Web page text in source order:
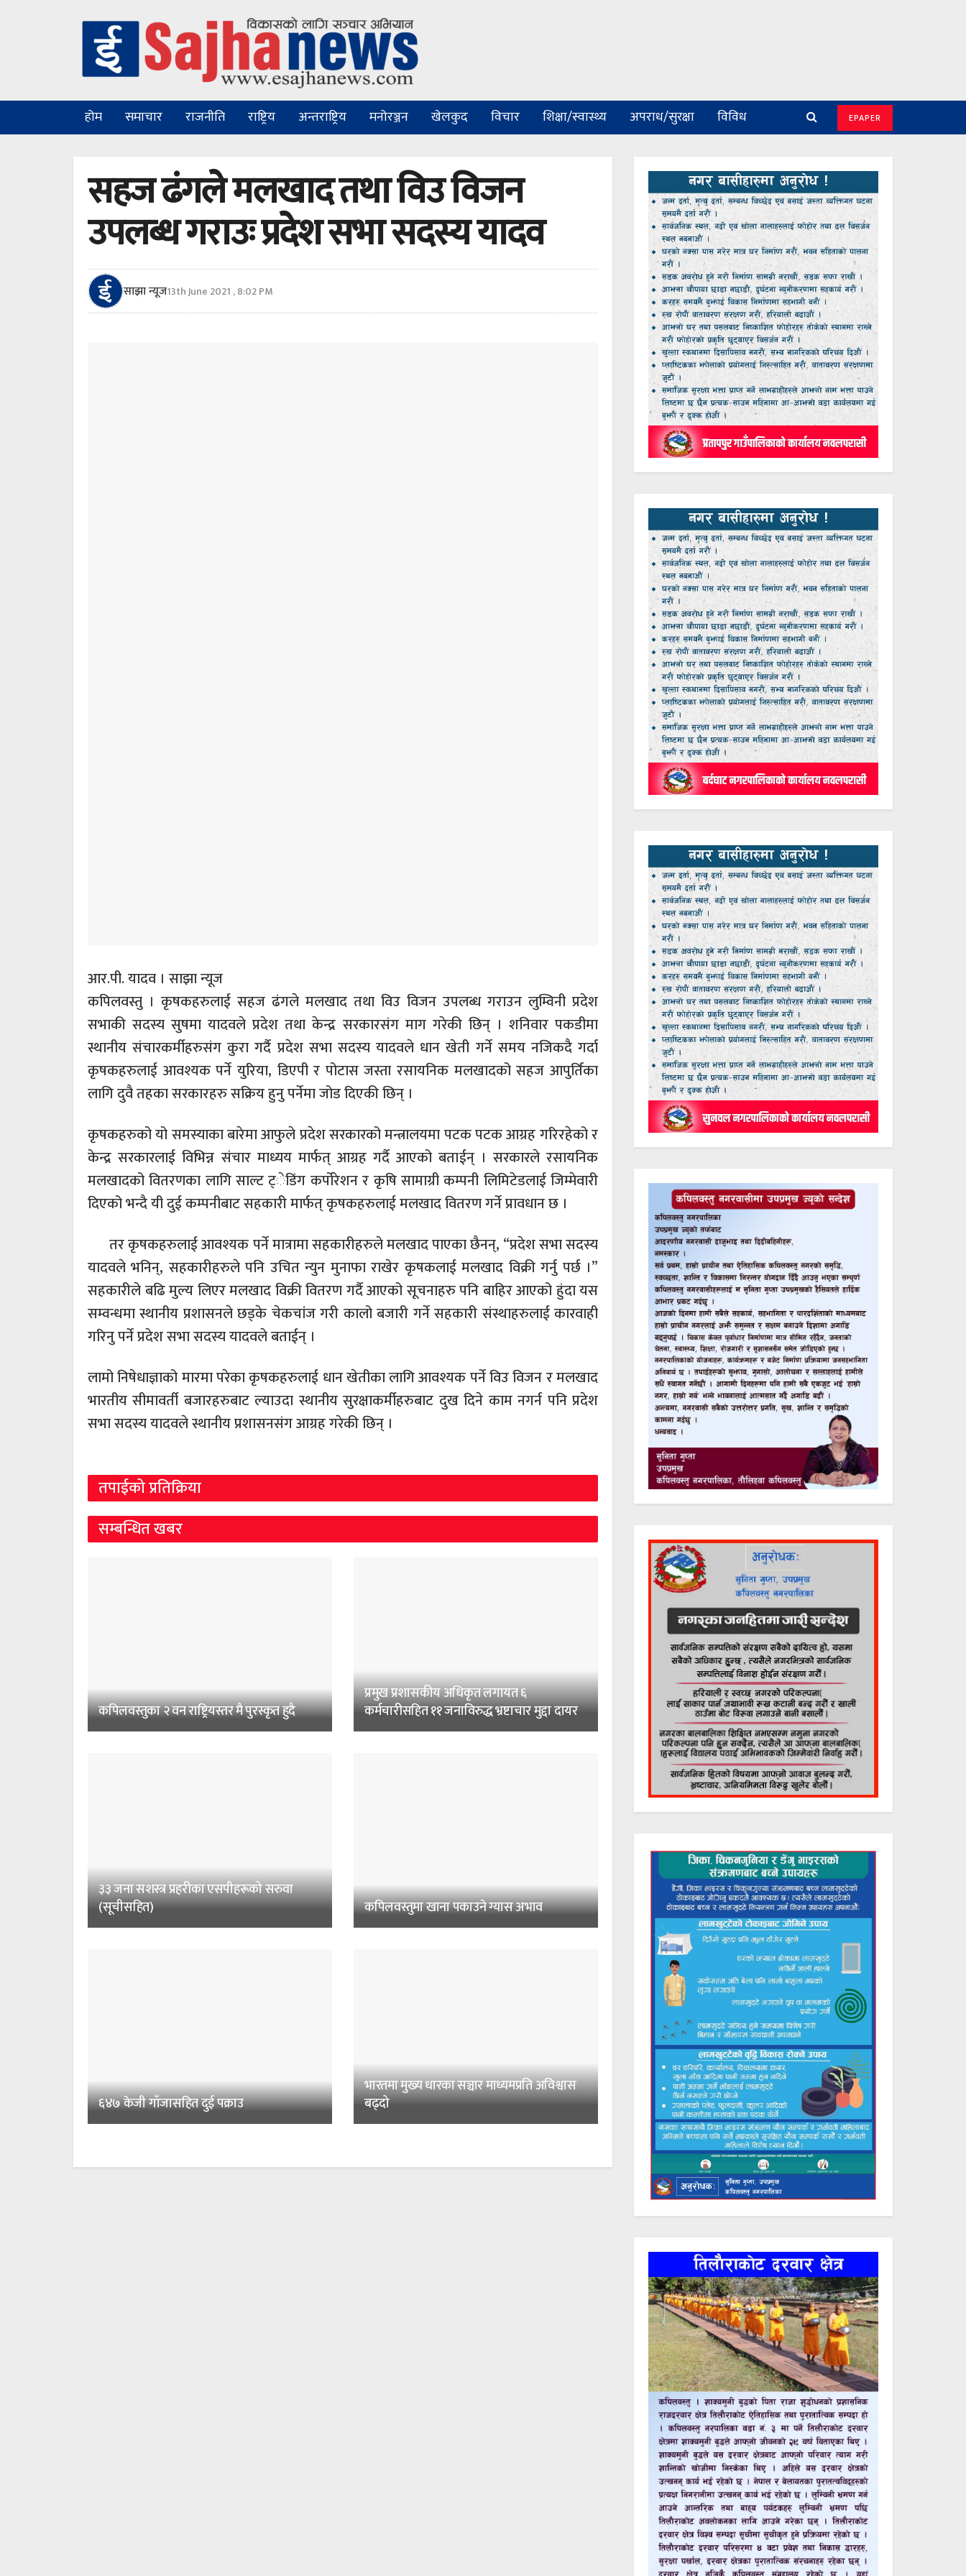
होम समाचार राजनीति राष्ट्रिय अन्तराष्ट्रिय मनोरञ्जन खेलकुद विचार शिक्षा/स्वास्थ्य अपराध/सुरक्षा विविध EPAPER
सहज ढंगले मलखाद तथा विउ विजन
उपलब्ध गराउः प्रदेश सभा सदस्य यादव
साझा न्यूज13th June 2021 , 8:02 PM
आर.पी. यादव । साझा न्यूज
कपिलवस्तु । कृषकहरुलाई सहज ढंगले मलखाद तथा विउ विजन उपलब्ध गराउन लुम्विनी प्रदेश
सभाकी सदस्य सुषमा यादवले प्रदेश तथा केन्द्र सरकारसंग माग गरेकी छिन् । शनिवार पकडीमा
स्थानीय संचारकर्मीहरुसंग कुरा गर्दै प्रदेश सभा सदस्य यादवले धान खेती गर्ने समय नजिकदै गर्दा
कृषकहरुलाई आवश्यक पर्ने युरिया, डिएपी र पोटास जस्ता रसायनिक मलखादको सहज आपुर्तिका
लागि दुवै तहका सरकारहरु सक्रिय हुनु पर्नेमा जोड दिएकी छिन् ।
कृषकहरुको यो समस्याका बारेमा आफुले प्रदेश सरकारको मन्त्रालयमा पटक पटक आग्रह गरिरहेको र
केन्द्र सरकारलाई विभिन्न संचार माध्यय मार्फत् आग्रह गर्दै आएको बताईन् । सरकारले रसायनिक
मलखादको वितरणका लागि साल्ट ट्ेडिंग कर्पोरेशन र कृषि सामाग्री कम्पनी लिमिटेडलाई जिम्मेवारी
दिएको भन्दै यी दुई कम्पनीबाट सहकारी मार्फत् कृषकहरुलाई मलखाद वितरण गर्ने प्रावधान छ ।
तर कृषकहरुलाई आवश्यक पर्ने मात्रामा सहकारीहरुले मलखाद पाएका छैनन्, “प्रदेश सभा सदस्य
यादवले भनिन्, सहकारीहरुले पनि उचित न्युन मुनाफा राखेर कृषकलाई मलखाद विक्री गर्नु पर्छ ।”
सहकारीले बढि मुल्य लिएर मलखाद विक्री वितरण गर्दै आएको सूचनाहरु पनि बाहिर आएको हुंदा यस
सम्वन्धमा स्थानीय प्रशासनले छड्के चेकचांज गरी कालो बजारी गर्ने सहकारी संस्थाहरुलाई कारवाही
गरिनु पर्ने प्रदेश सभा सदस्य यादवले बताईन् ।
लामो निषेधाज्ञाको मारमा परेका कृषकहरुलाई धान खेतीका लागि आवश्यक पर्ने विउ विजन र मलखाद
भारतीय सीमावर्ती बजारहरुबाट ल्याउदा स्थानीय सुरक्षाकर्मीहरुबाट दुख दिने काम नगर्न पनि प्रदेश
सभा सदस्य यादवले स्थानीय प्रशासनसंग आग्रह गरेकी छिन् ।
तपाईको प्रतिक्रिया
सम्बन्धित खबर
कपिलवस्तुका २ वन राष्ट्रियस्तर मै पुरस्कृत हुदै
प्रमुख प्रशासकीय अधिकृत लगायत ६
कर्मचारीसहित ११ जनाविरुद्ध भ्रष्टाचार मुद्दा दायर
३३ जना सशस्त्र प्रहरीका एसपीहरूको सरुवा
(सूचीसहित)
कपिलवस्तुमा खाना पकाउने ग्यास अभाव
६४७ केजी गाँजासहित दुई पक्राउ
भारतमा मुख्य धारका सञ्चार माध्यमप्रति अविश्वास
बढ्दो